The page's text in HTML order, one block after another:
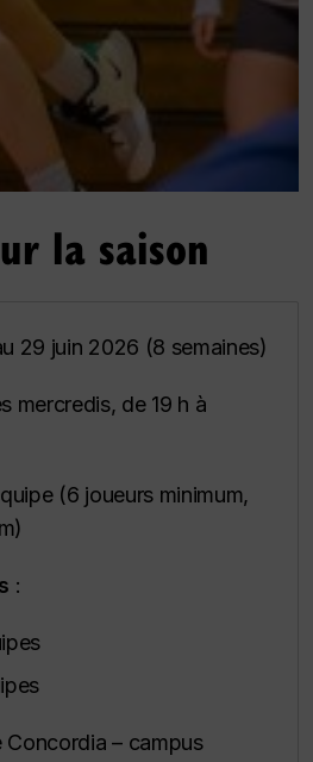
la saison
29 juin 2026 (8 semaines)
mercredis, de 19 h à
(6 joueurs minimum,
:
Concordia – campus